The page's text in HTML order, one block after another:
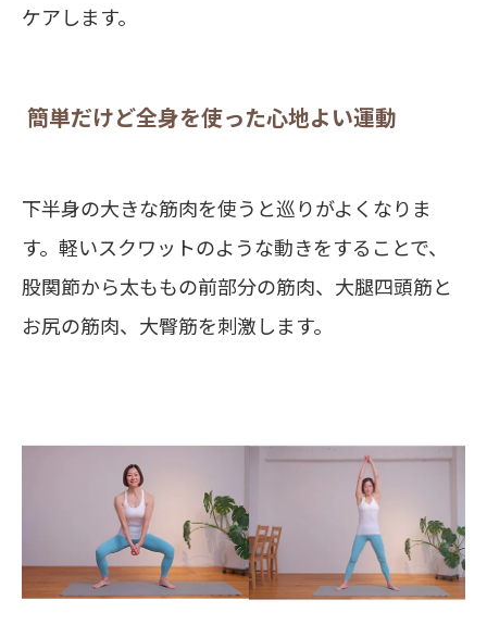
ケアします。
簡単だけど全身を使った心地よい運動
下半身の大きな筋肉を使うと巡りがよくなりま
す。軽いスクワットのような動きをすることで、
股関節から太ももの前部分の筋肉、大腿四頭筋と
お尻の筋肉、大臀筋を刺激します。